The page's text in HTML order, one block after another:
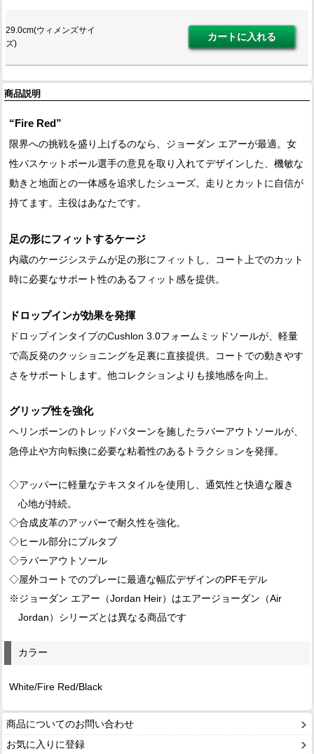
29.0cm(ウィメンズサイ
ズ)
商品説明
“Fire Red”
限界への挑戦を盛り上げるのなら、ジョーダン エアーが最適。女
性バスケットボール選手の意見を取り入れてデザインした、機敏な
動きと地面との一体感を追求したシューズ。走りとカットに自信が
持てます。主役はあなたです。
足の形にフィットするケージ
内蔵のケージシステムが足の形にフィットし、コート上でのカット
時に必要なサポート性のあるフィット感を提供。
ドロップインが効果を発揮
ドロップインタイプのCushlon 3.0フォームミッドソールが、軽量
で高反発のクッショニングを足裏に直接提供。コートでの動きやす
さをサポートします。他コレクションよりも接地感を向上。
グリップ性を強化
ヘリンボーンのトレッドパターンを施したラバーアウトソールが、
急停止や方向転換に必要な粘着性のあるトラクションを発揮。
◇アッパーに軽量なテキスタイルを使用し、通気性と快適な履き
心地が持続。
◇合成皮革のアッパーで耐久性を強化。
◇ヒール部分にプルタブ
◇ラバーアウトソール
◇屋外コートでのプレーに最適な幅広デザインのPFモデル
※ジョーダン エアー（Jordan Heir）はエアージョーダン（Air
Jordan）シリーズとは異なる商品です
カラー
White/Fire Red/Black
商品についてのお問い合わせ
お気に入りに登録